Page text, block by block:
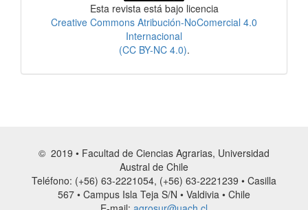
Esta revista está bajo licencia
Creative Commons Atribución-NoComercial 4.0
Internacional
(CC BY-NC 4.0).
© 2019 • Facultad de Ciencias Agrarias, Universidad
Austral de Chile
Teléfono: (+56) 63-2221054, (+56) 63-2221239 • Casilla
567 • Campus Isla Teja S/N • Valdivia • Chile